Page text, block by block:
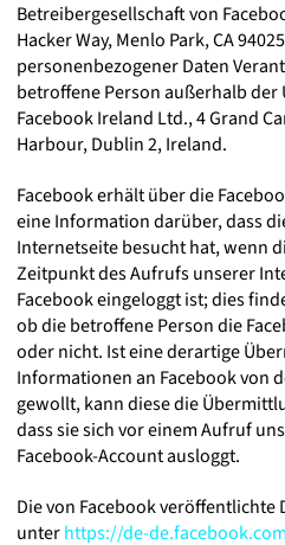
Betreibergesellschaft von
Hacker Way, Menlo Park, CA
personenbezogener Daten
betroffene Person außerhalb der
Facebook Ireland Ltd., 4 Grand
Harbour, Dublin 2, Ireland.
Facebook erhält über die
eine Information darüber, dass
Internetseite besucht hat, wenn
Zeitpunkt des Aufrufs unserer
Facebook eingeloggt ist; dies
ob die betroffene Person die
oder nicht. Ist eine derartige
Informationen an Facebook von
gewollt, kann diese die
dass sie sich vor einem Aufruf
Facebook-Account ausloggt.
Die von Facebook
unterhttps://de-